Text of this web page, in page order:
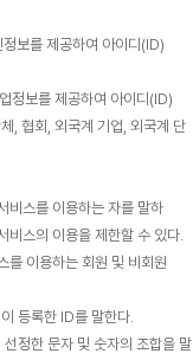
보를 제공하여 아이디(ID)
정보를 제공하여 아이디(ID)
, 협회, 외국계 기업, 외국계 단
비스를 이용하는 자를 말하
비스의 이용을 제한할 수 있다.
를 이용하는 회원 및 비회원
등록한 ID를 말한다.
정한 문자 및 숫자의 조합을 말